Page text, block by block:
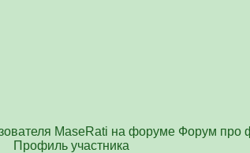
MaseRati на форуме Форум про
Профиль участника